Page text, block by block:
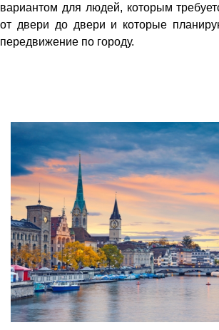
вариантом для людей, которым
от двери до двери и которые
передвижение по городу.